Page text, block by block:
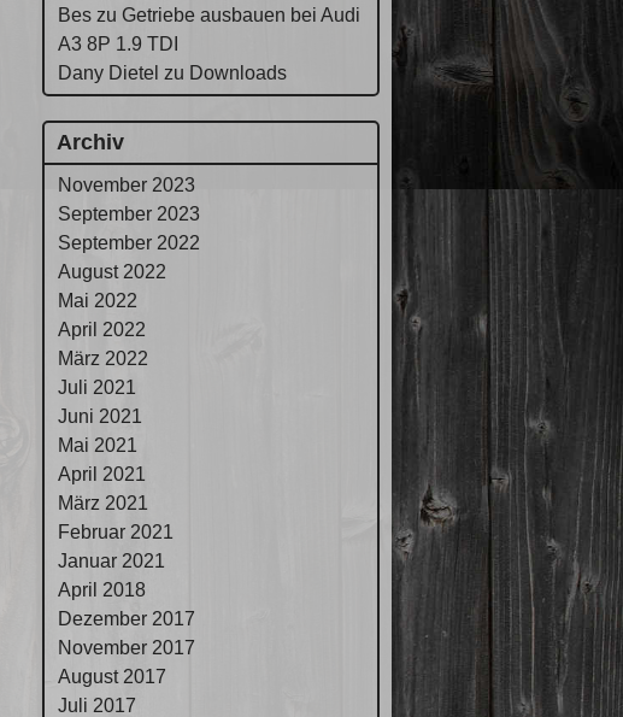
Bes zu Getriebe ausbauen bei Audi
A3 8P 1.9 TDI
Dany Dietel zu Downloads
Archiv
November 2023
September 2023
September 2022
August 2022
Mai 2022
April 2022
März 2022
Juli 2021
Juni 2021
Mai 2021
April 2021
März 2021
Februar 2021
Januar 2021
April 2018
Dezember 2017
November 2017
August 2017
Juli 2017